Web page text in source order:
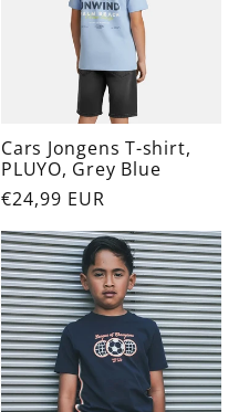
Cars Jongens T-shirt,
PLUYO, Grey Blue
Normaler
Preis
€24,99 EUR